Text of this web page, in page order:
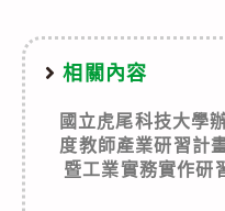
相關內容
國立虎尾科技大學
度教師產業研習計
暨工業實務實作研